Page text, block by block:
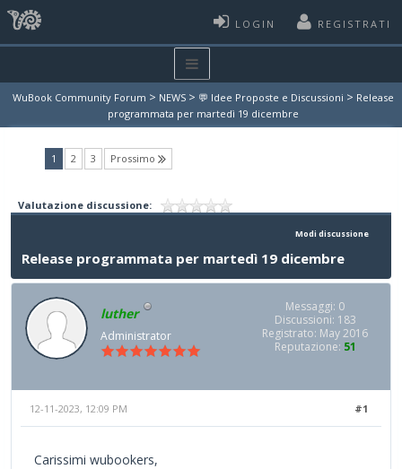
LOGIN REGISTRATI
WuBook Community Forum > NEWS > 💬 Idee Proposte e Discussioni > Release
programmata per martedì 19 dicembre
1 (current)
2 3 Prossimo
Valutazione discussione:
Modi discussione
Release programmata per martedì 19 dicembre
luther
Administrator
Messaggi: 0
Discussioni: 183
Registrato: May 2016
Reputazione: 51
#1
12-11-2023, 12:09 PM
Carissimi wubookers,